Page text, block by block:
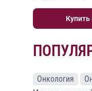
Купить
Онкология